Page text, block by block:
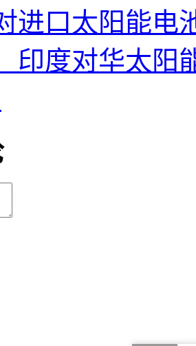
进口太阳能电
印度对华太阳